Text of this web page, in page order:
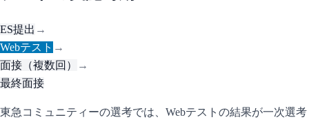
ES提出 →
Webテスト →
面接（複数回）
→
最終面接
東急コミュニティーの選考では、Webテストの結果が一次選考